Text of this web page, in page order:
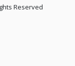
Reserved